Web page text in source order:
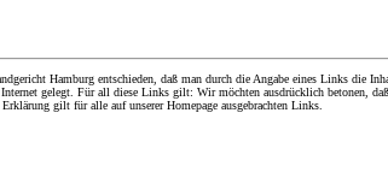
Hamburg entschieden, daß man durch die Angabe eines Links die
gelegt. Für all diese Links gilt: Wir möchten ausdrücklich betonen,
gilt für alle auf unserer Homepage ausgebrachten Links.